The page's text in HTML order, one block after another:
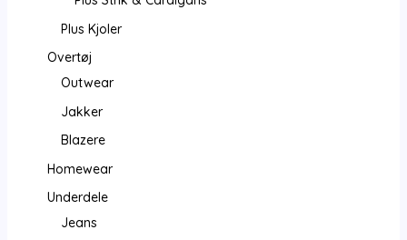
Plus Kjoler
Overtøj
Outwear
Jakker
Blazere
Homewear
Underdele
Jeans